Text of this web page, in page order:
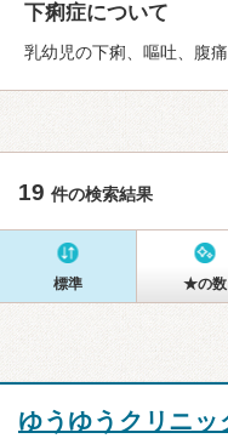
下痢症について
乳幼児の下痢、嘔吐、腹
19 件の検索結果
標準 ★の数
ゆうゆうクリニッ